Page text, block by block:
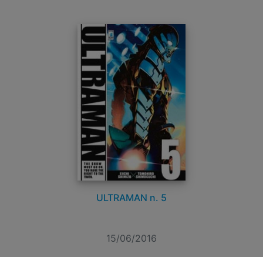
ULTRAMAN n. 5
15/06/2016